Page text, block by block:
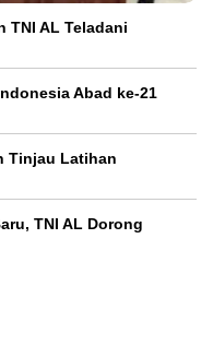
TNI AL Teladani
Abad ke-21
Tinjau Latihan
TNI AL Dorong